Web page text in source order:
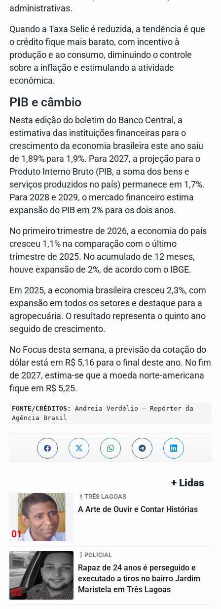
administrativas.
Quando a Taxa Selic é reduzida, a tendência é que
o crédito fique mais barato, com incentivo à
produção e ao consumo, diminuindo o controle
sobre a inflação e estimulando a atividade
econômica.
PIB e câmbio
Nesta edição do boletim do Banco Central, a
estimativa das instituições financeiras para o
crescimento da economia brasileira este ano saiu
de 1,89% para 1,9%. Para 2027, a projeção para o
Produto Interno Bruto (PIB, a soma dos bens e
serviços produzidos no país) permanece em 1,7%.
Para 2028 e 2029, o mercado financeiro estima
expansão do PIB em 2% para os dois anos.
No primeiro trimestre de 2026, a economia do país
cresceu ​1,1% na comparação com o último
trimestre de 2025. No acumulado de 12 meses,
houve expansão de 2%, de acordo com o IBGE.
Em 2025, a economia brasileira cresceu 2,3%, com
expansão em todos os setores e destaque para a
agropecuária. O resultado representa o quinto ano
seguido de crescimento.
No Focus desta semana, a previsão da cotação do
dólar está em R$ 5,16 para o final deste ano. No fim
de 2027, estima-se que a moeda norte-americana
fique em R$ 5,25.
FONTE/CRÉDITOS:
Andreia Verdélio – Repórter da
Agência Brasil
+ Lidas
01
TRÊS LAGOAS
A Arte de Ouvir e Contar Histórias
02
POLICIAL
Rapaz de 24 anos é perseguido e
executado a tiros no bairro Jardim
Maristela em Três Lagoas